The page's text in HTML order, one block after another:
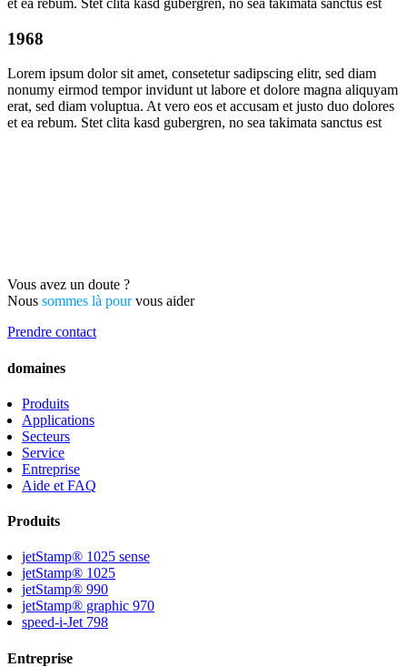
1968
Lorem ipsum dolor sit amet, consetetur sadipscing elitr, sed diam
nonumy eirmod tempor invidunt ut labore et dolore magna aliquyam
erat, sed diam voluptua. At vero eos et accusam et justo duo dolores
et ea rebum. Stet clita kasd gubergren, no sea takimata sanctus est
Vous avez un doute ?
Nous sommes là pourvous aider
Prendre contact
domaines
Produits
Applications
Secteurs
Service
Entreprise
Aide et FAQ
Produits
jetStamp® 1025 sense
jetStamp® 1025
jetStamp® 990
jetStamp® graphic 970
speed-i-Jet 798
Entreprise